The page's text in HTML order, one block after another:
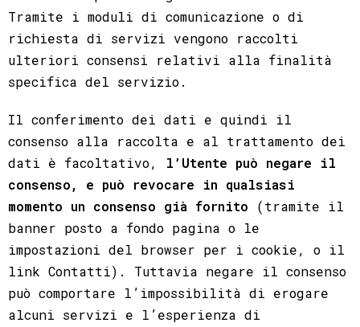
Tramite i moduli di comunicazione o di
richiesta di servizi vengono raccolti
ulteriori consensi relativi alla finalità
specifica del servizio.
Il conferimento dei dati e quindi il
consenso alla raccolta e al trattamento dei
dati è facoltativo, l’Utente può negare il
consenso, e può revocare in qualsiasi
momento un consenso già fornito (tramite il
banner posto a fondo pagina o le
impostazioni del browser per i cookie, o il
link Contatti). Tuttavia negare il consenso
può comportare l’impossibilità di erogare
alcuni servizi e l’esperienza di